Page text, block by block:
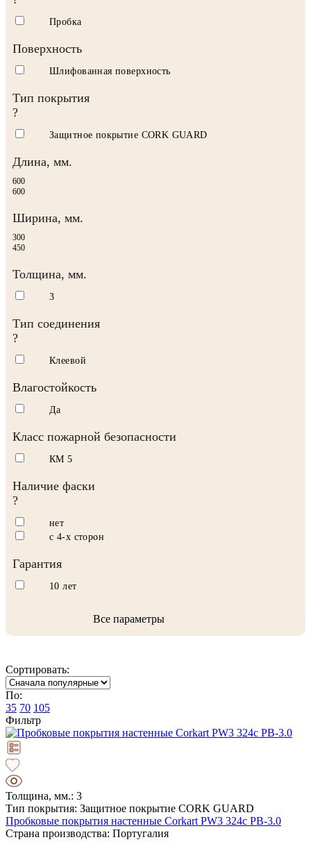
Пробка
Поверхность
Шлифованная поверхность
Тип покрытия
?
Защитное покрытие CORK GUARD
Длина, мм.
600
600
Ширина, мм.
300
450
Толщина, мм.
3
Тип соединения
?
Клеевой
Влагостойкость
Да
Класс пожарной безопасности
КМ 5
Наличие фаски
?
нет
с 4-х сторон
Гарантия
10 лет
Все параметры
Сортировать:
По:
35 70 105
Фильтр
Толщина, мм.: 3
Тип покрытия: Защитное покрытие CORK GUARD
Пробковые покрытия настенные Corkart PW3 324c PB-3.0
Страна производства: Португалия